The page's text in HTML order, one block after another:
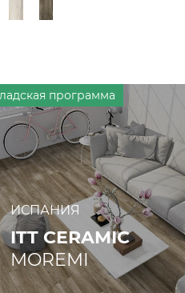
ИСПАНИЯ
ITT CERAMIC
MOREMI